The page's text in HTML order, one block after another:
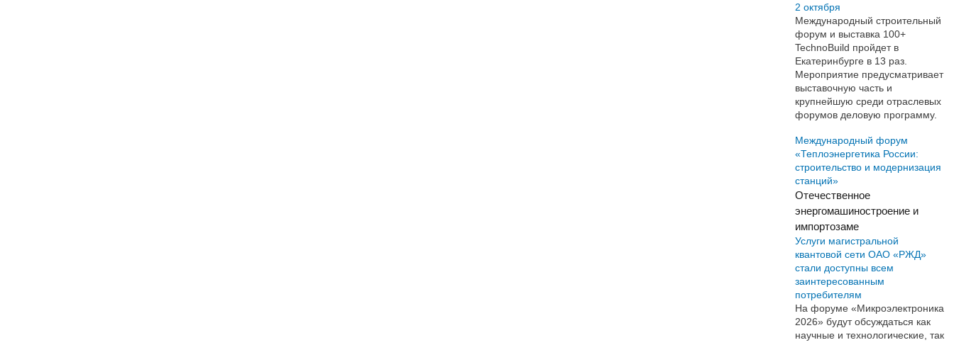
2 октября
Международный строительный
форум и выставка 100+
TechnoBuild пройдет в
Екатеринбурге в 13 раз.
Мероприятие предусматривает
выставочную часть и
крупнейшую среди отраслевых
форумов деловую программу.
Международный форум
«Теплоэнергетика России:
строительство и модернизация
станций»
Отечественное
энергомашиностроение и
импортозаме
Услуги магистральной
квантовой сети ОАО «РЖД»
стали доступны всем
заинтересованным
потребителям
На форуме «Микроэлектроника
2026» будут обсуждаться как
научные и технологические, так